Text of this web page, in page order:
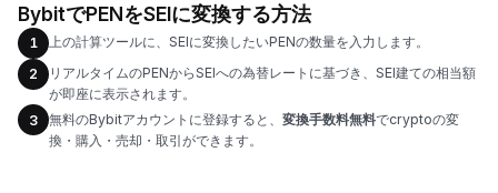
BybitでPENをSEIに変換する方法
1
上の計算ツールに、SEIに変換したいPENの数量を入力します。
2
リアルタイムのPENからSEIへの為替レートに基づき、SEI建ての相当額
が即座に表示されます。
3
無料のBybitアカウントに登録すると、 変換手数料無料でcryptoの変
換・購入・売却・取引ができます。